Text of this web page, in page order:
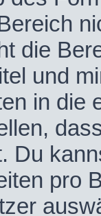
die
und
in die
Du
pro